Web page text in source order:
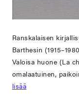
Ranskalaisen
Barthesin
Valoisa huone (La
omalaatuinen,
lisää